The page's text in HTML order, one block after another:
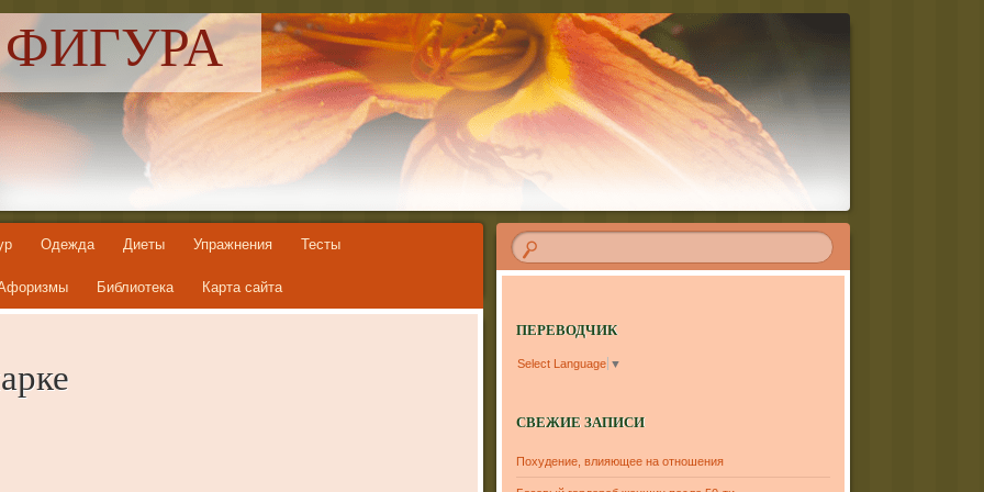
Одежда Диеты Упражнения Тесты
Библиотека Карта сайта
ПЕРЕВОДЧИК
Select Language ▼
СВЕЖИЕ ЗАПИСИ
Похудение, влияющее на отношения